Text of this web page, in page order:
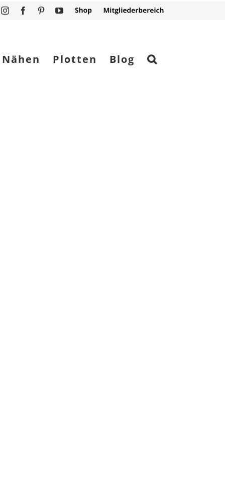
InstagramFacebookPinterestYouTube
Shop Mitgliederbereich
Nähen Plotten Blog